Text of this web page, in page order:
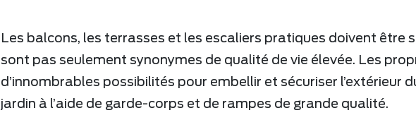
Les balcons, les terrasses et les escaliers pratiques doivent être
sont pas seulement synonymes de qualité de vie élevée. Les
d’innombrables possibilités pour embellir et sécuriser l’extérieur
jardin à l’aide de garde-corps et de rampes de grande qualité.